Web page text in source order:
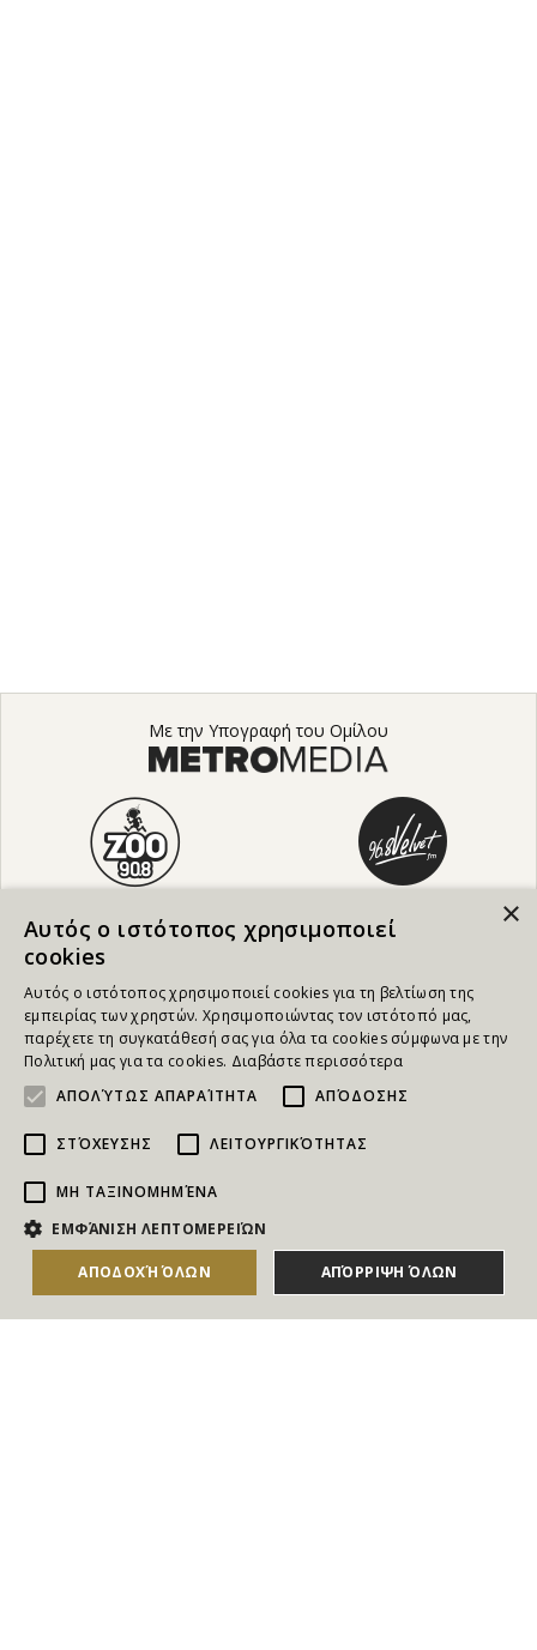
ΑΓΟΡΑΣΕ ΤΟ
Με την Υπογραφή του Ομίλου
NEWSLETTER
Για να ενημερώνεστε άμεσα για τους Διαγωνισμούς, τα
Δώρα, τις Νέες Προσφορές & τις Νέες Δωροεπιταγές
×
Αυτός ο ιστότοπος χρησιμοποιεί
cookies
Αυτός ο ιστότοπος χρησιμοποιεί cookies για τη βελτίωση της
εμπειρίας των χρηστών. Χρησιμοποιώντας τον ιστότοπό μας,
παρέχετε τη συγκατάθεσή σας για όλα τα cookies σύμφωνα με την
Πολιτική μας για τα cookies. Διαβάστε περισσότερα
ΑΠΟΛΎΤΩΣ ΑΠΑΡΑΊΤΗΤΑ
ΑΠΌΔΟΣΗΣ
ΣΤΌΧΕΥΣΗΣ ΛΕΙΤΟΥΡΓΙΚΌΤΗΤΑΣ
ΜΗ ΤΑΞΙΝΟΜΗΜΈΝΑ
ΕΜΦΆΝΙΣΗ ΛΕΠΤΟΜΕΡΕΙΏΝ
ΑΠΟΔΟΧΉ ΌΛΩΝ ΑΠΌΡΡΙΨΗ ΌΛΩΝ